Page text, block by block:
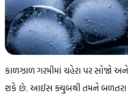
કાળઝાળ ગરમીમાં ચહેરા પર સોજો
શકે છે. આઈસ ક્યુબથી તમને બળતરા